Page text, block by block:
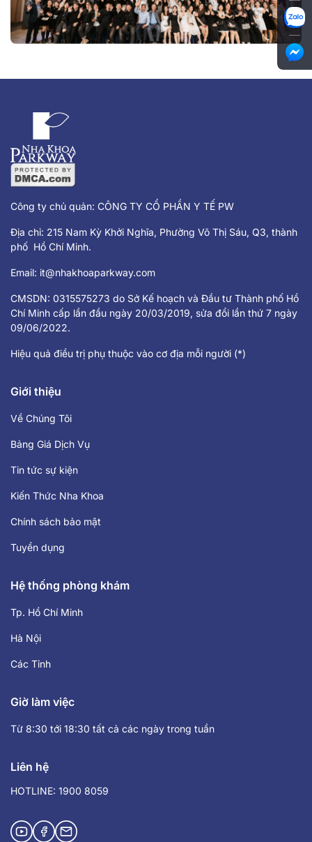
Công ty chủ quản: CÔNG TY CỔ PHẦN Y TẾ PW
Địa chỉ: 215 Nam Kỳ Khởi Nghĩa, Phường Võ Thị Sáu, Q3, thành
phố Hồ Chí Minh.
Email: it@nhakhoaparkway.com
CMSDN: 0315575273 do Sở Kế hoạch và Đầu tư Thành phố Hồ
Chí Minh cấp lần đầu ngày 20/03/2019, sửa đổi lần thứ 7 ngày
09/06/2022.
Hiệu quả điều trị phụ thuộc vào cơ địa mỗi người (*)
Giới thiệu
Về Chúng Tôi
Bảng Giá Dịch Vụ
Tin tức sự kiện
Kiến Thức Nha Khoa
Chính sách bảo mật
Tuyển dụng
Hệ thống phòng khám
Tp. Hồ Chí Minh
Hà Nội
Các Tỉnh
Giờ làm việc
Từ 8:30 tới 18:30 tất cả các ngày trong tuần
Liên hệ
HOTLINE: 1900 8059